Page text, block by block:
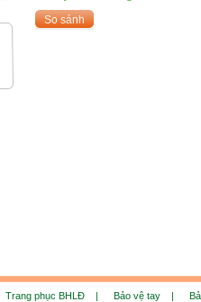
Trang phục BHLĐ | Bảo vệ tay |